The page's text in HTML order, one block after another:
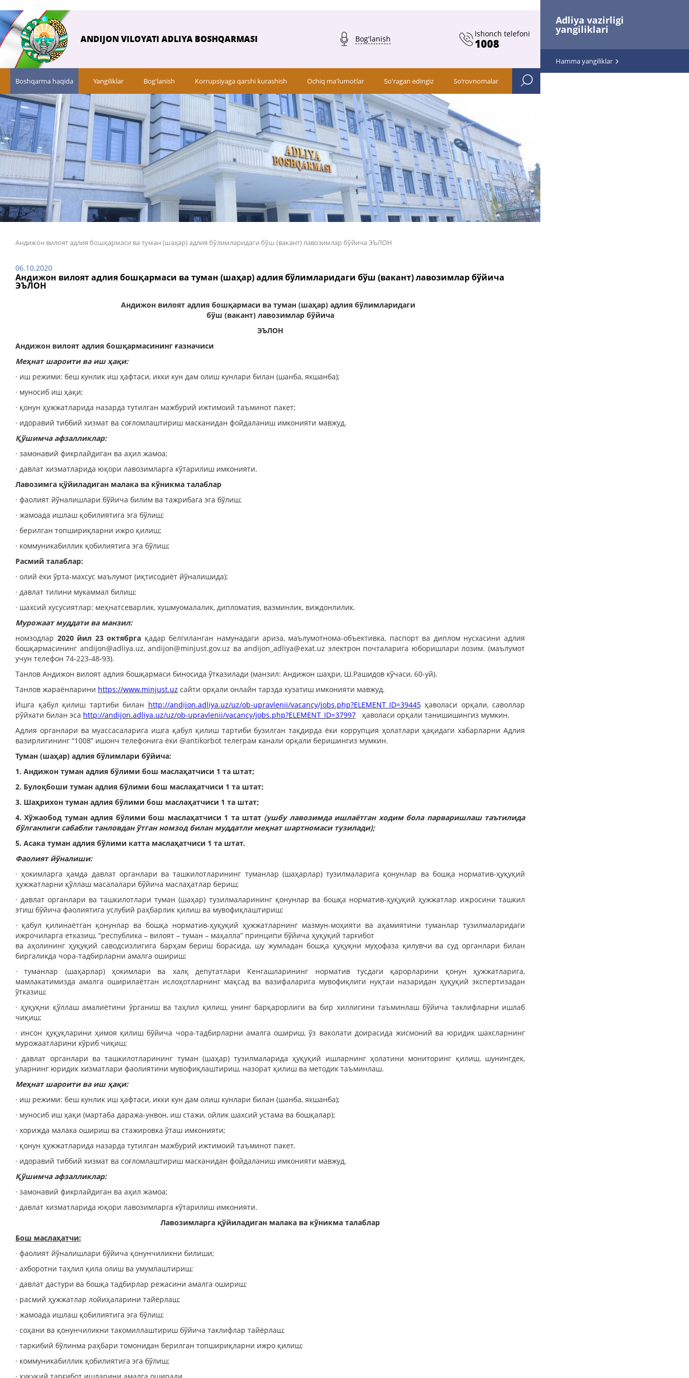
Adliya vazirligi
yangiliklari
Hamma yangiliklar
ANDIJON VILOYATI ADLIYA BOSHQARMASI Bog'lanish
Ishonch telefoni
1008
Boshqarma haqida Yangiliklar Bog'lanish Korrupsiyaga qarshi kurashish Ochiq ma'lumotlar So'ragan edingiz So‘rovnomalar
Андижон вилоят адлия бошқармаси ва туман (шаҳар) адлия бўлимларидаги бўш (вакант) лавозимлар бўйича ЭЪЛОН
06.10.2020
Андижон вилоят адлия бошқармаси ва туман (шаҳар) адлия бўлимларидаги бўш (вакант) лавозимлар бўйича
ЭЪЛОН
Андижон вилоят адлия бошқармаси ва туман (шаҳар) адлия бўлимларидаги
бўш (вакант) лавозимлар бўйича
ЭЪЛОН
Андижон вилоят адлия бошқармасининг ғазначиси
Меҳнат шароити ва иш ҳақи:
· иш режими: беш кунлик иш ҳафтаси, икки кун дам олиш кунлари билан (шанба, якшанба);
· муносиб иш ҳақи;
· қонун ҳужжатларида назарда тутилган мажбурий ижтимоий таъминот пакет;
· идоравий тиббий хизмат ва соғломлаштириш масканидан фойдаланиш имконияти мавжуд.
Қўшимча афзалликлар:
· замонавий фикрлайдиган ва аҳил жамоа;
· давлат хизматларида юқори лавозимларга кўтарилиш имконияти.
Лавозимга қўйиладиган малака ва кўникма талаблар
· фаолият йўналишлари бўйича билим ва тажрибага эга бўлиш;
· жамоада ишлаш қобилиятига эга бўлиш;
· берилган топшириқларни ижро қилиш;
· коммуникабиллик қобилиятига эга бўлиш;
Расмий талаблар:
· олий ёки ўрта-махсус маълумот (иқтисодиёт йўналишида);
· давлат тилини мукаммал билиш;
· шахсий хусусиятлар: меҳнатсеварлик, хушмуомалалик, дипломатия, вазминлик, виждонлилик.
Мурожаат муддати ва манзил:
номзодлар 2020 йил 23 октябрга қадар белгиланган намунадаги ариза, маълумотнома-объективка, паспорт ва диплом нусхасини адлия
бошқармасининг andijon@adliya.uz,andijon@minjust.gov.uz ваandijon_adliya@exat.uz электрон почталарига юборишлари лозим. (маълумот
учун телефон 74-223-48-93).
Танлов Андижон вилоят адлия бошқармаси биносида ўтказилади (манзил: Андижон шаҳри, Ш.Рашидов кўчаси, 60-уй).
Танлов жараёнларини https://www.minjust.uz сайти орқали онлайн тарзда кузатиш имконияти мавжуд.
Ишга қабул қилиш тартиби билан http://andijon.adliya.uz/uz/ob-upravlenii/vacancy/jobs.php?ELEMENT_ID=39445ҳаволаси орқали, саволлар
рўйхати билан эса http://andijon.adliya.uz/uz/ob-upravlenii/vacancy/jobs.php?ELEMENT_ID=37997 ҳаволаси орқали танишишингиз мумкин.
Адлия органлари ва муассасаларига ишга қабул қилиш тартиби бузилган тақдирда ёки коррупция ҳолатлари ҳақидаги хабарларни Адлия
вазирлигининг “1008” ишонч телефонига ёки @antikorbot телеграм канали орқали беришингиз мумкин.
Туман (шаҳар) адлия бўлимлари бўйича:
1. Андижон туман адлия бўлими бош маслаҳатчиси 1 та штат;
2. Булоқбоши туман адлия бўлими бош маслаҳатчиси 1 та штат;
3. Шаҳрихон туман адлия бўлими бош маслаҳатчиси 1 та штат;
4. Хўжаобод туман адлия бўлими бош маслаҳатчиси 1 та штат (ушбу лавозимда ишлаётган ходим бола парваришлаш таътилида
бўлганлиги сабабли танловдан ўтган номзод билан муддатли меҳнат шартномаси тузилади);
5. Асака туман адлия бўлими катта маслаҳатчиси 1 та штат.
Фаолият йўналиши:
· ҳокимларга ҳамда давлат органлари ва ташкилотларининг туманлар (шаҳарлар) тузилмаларига қонунлар ва бошқа норматив-ҳуқуқий
ҳужжатларни қўллаш масалалари бўйича маслаҳатлар бериш;
· давлат органлари ва ташкилотлари туман (шаҳар) тузилмаларининг қонунлар ва бошқа норматив-ҳуқуқий ҳужжатлар ижросини ташкил
этиш бўйича фаолиятига услубий раҳбарлик қилиш ва мувофиқлаштириш;
· қабул қилинаётган қонунлар ва бошқа норматив-ҳуқуқий ҳужжатларнинг мазмун-моҳияти ва аҳамиятини туманлар тузилмаларидаги
ижрочиларга етказиш, “республика – вилоят – туман – маҳалла” принципи бўйича ҳуқуқий тарғибот
ва аҳолининг ҳуқуқий саводсизлигига барҳам бериш борасида, шу жумладан бошқа ҳуқуқни муҳофаза қилувчи ва суд органлари билан
биргаликда чора-тадбирларни амалга ошириш;
· туманлар (шаҳарлар) ҳокимлари ва халқ депутатлари Кенгашларининг норматив тусдаги қарорларини қонун ҳужжатларига,
мамлакатимизда амалга оширилаётган ислоҳотларнинг мақсад ва вазифаларига мувофиқлиги нуқтаи назаридан ҳуқуқий экспертизадан
ўтказиш;
· ҳуқуқни қўллаш амалиётини ўрганиш ва таҳлил қилиш, унинг барқарорлиги ва бир хиллигини таъминлаш бўйича таклифларни ишлаб
чиқиш;
· инсон ҳуқуқларини ҳимоя қилиш бўйича чора-тадбирларни амалга ошириш, ўз ваколати доирасида жисмоний ва юридик шахсларнинг
мурожаатларини кўриб чиқиш;
· давлат органлари ва ташкилотларининг туман (шаҳар) тузилмаларида ҳуқуқий ишларнинг ҳолатини мониторинг қилиш, шунингдек,
уларнинг юридик хизматлари фаолиятини мувофиқлаштириш, назорат қилиш ва методик таъминлаш.
Меҳнат шароити ва иш ҳақи:
· иш режими: беш кунлик иш ҳафтаси, икки кун дам олиш кунлари билан (шанба, якшанба);
· муносиб иш ҳақи (мартаба даража-унвон, иш стажи, ойлик шахсий устама ва бошқалар);
· хорижда малака ошириш ва стажировка ўташ имконияти;
· қонун ҳужжатларида назарда тутилган мажбурий ижтимоий таъминот пакет.
· идоравий тиббий хизмат ва соғломлаштириш масканидан фойдаланиш имконияти мавжуд.
Қўшимча афзалликлар:
· замонавий фикрлайдиган ва аҳил жамоа;
· давлат хизматларида юқори лавозимларга кўтарилиш имконияти.
Лавозимларга қўйиладиган малака ва кўникма талаблар
Бош маслаҳатчи:
· фаолият йўналишлари бўйича қонунчиликни билиши;
· ахборотни таҳлил қила олиш ва умумлаштириш;
· давлат дастури ва бошқа тадбирлар режасини амалга ошириш;
· расмий ҳужжатлар лойиҳаларини тайёрлаш;
· жамоада ишлаш қобилиятига эга бўлиш;
· соҳани ва қонунчиликни такомиллаштириш бўйича таклифлар тайёрлаш;
· таркибий бўлинма раҳбари томонидан берилган топшириқларни ижро қилиш;
· коммуникабиллик қобилиятига эга бўлиш;